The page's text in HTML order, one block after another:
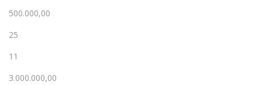
500.000,00
25
11
3.000.000,00